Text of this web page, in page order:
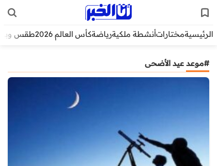
الرئيسيةمختاراتأنشطة ملكيةرياضةكأس العالم 2026 طقس
#موعد عيد الأضحى